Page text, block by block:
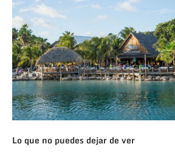
Lo que no puedes dejar de ver